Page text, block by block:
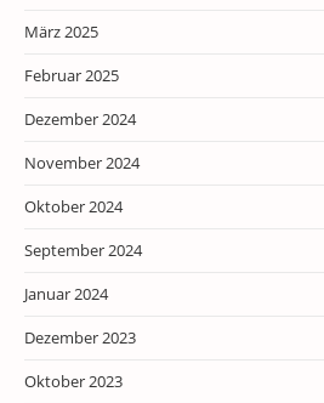
März 2025
Februar 2025
Dezember 2024
November 2024
Oktober 2024
September 2024
Januar 2024
Dezember 2023
Oktober 2023